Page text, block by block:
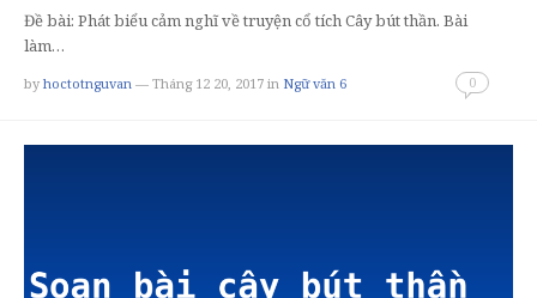
Đề bài: Phát biểu cảm nghĩ về truyện cổ tích Cây bút thần. Bài
làm…
by hoctotnguvan — Tháng 12 20, 2017 in Ngữ văn 6 0